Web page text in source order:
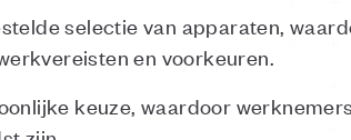
selectie van apparaten,
en voorkeuren.
keuze, waardoor